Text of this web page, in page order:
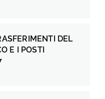
DEL
E I POSTI